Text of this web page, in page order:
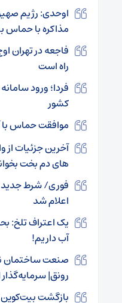
اوحدی: رژیم
مذاکره با حماس
فاجعه در تهران
راه است
فردا؛ ورود
کشور
موافقت حماس
آخرین جزئیات از
های دم بخت
فوری/ شرط جدید
اعلام شد
یک اعتراف تلخ:
آب داریم!
صنعت ساختمان
رونق|